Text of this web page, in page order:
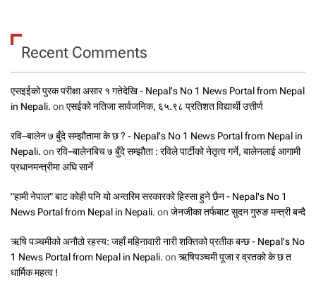
Recent Comments
एसइईको पुरक परीक्षा असार १ गतेदेखि - Nepal's No 1 News Portal from Nepal
in Nepali. on एसईको नतिजा सार्वजनिक, ६५.९८ प्रतिशत विद्यार्थी उत्तीर्ण
रवि–बालेन ७ बुँदे सम्झौतामा के छ ? - Nepal's No 1 News Portal from Nepal in
Nepali. on रवि–बालेनबिच ७ बुँदे सम्झौता : रविले पार्टीको नेतृत्व गर्ने, बालेनलाई आगामी
प्रधानमन्त्रीमा अघि सार्ने
"हामी नेपाल" बाट कोही पनि यो अन्तरिम सरकारको हिस्सा हुने छैन - Nepal's No 1
News Portal from Nepal in Nepali. on जेनजीका तर्फबाट सुदन गुरुङ मन्त्री बन्दै
ऋषि पञ्चमीको अनौठो रहस्य: जहाँ महिनावारी नारी शक्तिको प्रतीक बन्छ - Nepal's No
1 News Portal from Nepal in Nepali. on ऋषिपञ्चमी पूजा र व्रतको के छ त
धार्मिक महत्व !